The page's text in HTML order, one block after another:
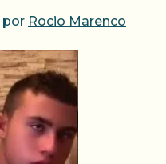
por Rocio Marenco